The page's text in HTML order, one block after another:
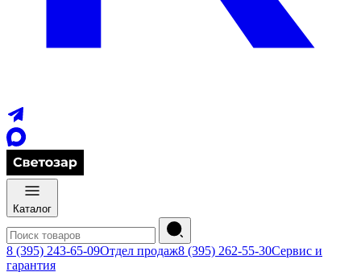
Каталог
8 (395) 243-65-09Отдел продаж8 (395) 262-55-30Сервис и
гарантия